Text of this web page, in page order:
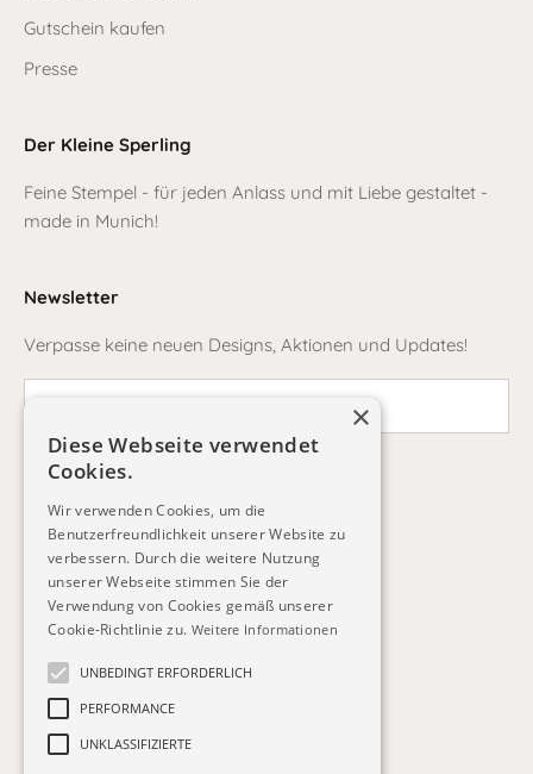
Gutschein kaufen
Presse
Der Kleine Sperling
Feine Stempel - für jeden Anlass und mit Liebe gestaltet -
made in Munich!
Newsletter
Verpasse keine neuen Designs, Aktionen und Updates!
ABONNIEREN
Deutschland (EUR €)
Land
Belgien (EUR €)
Österreich (EUR €)
×
Diese Webseite verwendet
Cookies.
Wir verwenden Cookies, um die
Benutzerfreundlichkeit unserer Website zu
verbessern. Durch die weitere Nutzung
unserer Webseite stimmen Sie der
Verwendung von Cookies gemäß unserer
Cookie-Richtlinie zu. Weitere Informationen
UNBEDINGT ERFORDERLICH
PERFORMANCE
UNKLASSIFIZIERTE